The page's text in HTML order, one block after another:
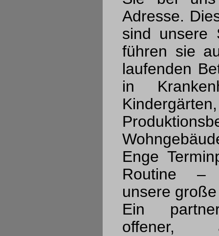
Adresse.
sind unsere
führen sie
laufenden
in
Kindergärten,
Enge
Routine –
unsere
Ein
offener,